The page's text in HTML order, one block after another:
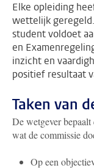
Elke opleiding
wettelijk
student voldoet
en
inzicht en
positief resultaat
Taken van
De wetgever
wat de commissie
Op een